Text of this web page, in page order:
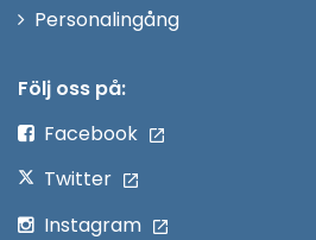
PersonalingångÖppna
Följ oss på:
Facebook
Twitter
Instagram